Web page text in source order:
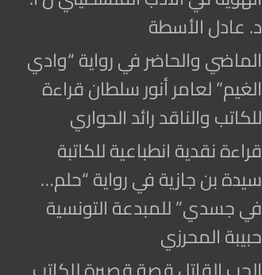
د. عادل الأسطة
الماضي والحاضر في رواية “وادي
الغيم” لعامر أنور سلطان قراءة
للكاتب والناقد رائد الحواري
قراءة نقدية انطباعية للكاتبة
سيدة بن جازية في رواية “حلم…
في جسدي” للمبدعة التونسية
حبيبة المحرزي